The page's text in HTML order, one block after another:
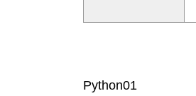
Python01